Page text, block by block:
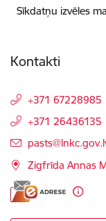
Sīkdatņu izvēles
Kontakti
+371 67228985
+371 26436135
E-pasts:
Zigfrīda Annas